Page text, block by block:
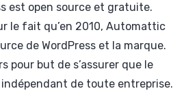
est open source et gratuite.
le fait qu’en 2010, Automattic
de WordPress et la marque.
pour but de s’assurer que le
de toute entreprise.